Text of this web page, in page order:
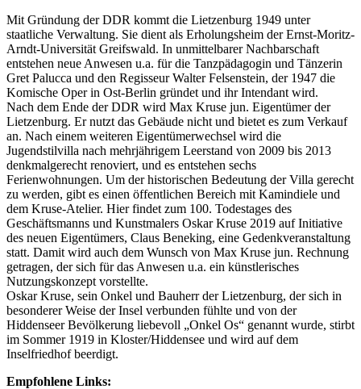
Mit Gründung der DDR kommt die Lietzenburg 1949 unter
staatliche Verwaltung. Sie dient als Erholungsheim der Ernst-Moritz-
Arndt-Universität Greifswald. In unmittelbarer Nachbarschaft
entstehen neue Anwesen u.a. für die Tanzpädagogin und Tänzerin
Gret Palucca und den Regisseur Walter Felsenstein, der 1947 die
Komische Oper in Ost-Berlin gründet und ihr Intendant wird.
Nach dem Ende der DDR wird Max Kruse jun. Eigentümer der
Lietzenburg. Er nutzt das Gebäude nicht und bietet es zum Verkauf
an. Nach einem weiteren Eigentümerwechsel wird die
Jugendstilvilla nach mehrjährigem Leerstand von 2009 bis 2013
denkmalgerecht renoviert, und es entstehen sechs
Ferienwohnungen. Um der historischen Bedeutung der Villa gerecht
zu werden, gibt es einen öffentlichen Bereich mit Kamindiele und
dem Kruse-Atelier. Hier findet zum 100. Todestages des
Geschäftsmanns und Kunstmalers Oskar Kruse 2019 auf Initiative
des neuen Eigentümers, Claus Beneking, eine Gedenkveranstaltung
statt. Damit wird auch dem Wunsch von Max Kruse jun. Rechnung
getragen, der sich für das Anwesen u.a. ein künstlerisches
Nutzungskonzept vorstellte.
Oskar Kruse, sein Onkel und Bauherr der Lietzenburg, der sich in
besonderer Weise der Insel verbunden fühlte und von der
Hiddenseer Bevölkerung liebevoll „Onkel Os“ genannt wurde, stirbt
im Sommer 1919 in Kloster/Hiddensee und wird auf dem
Inselfriedhof beerdigt.
Empfohlene Links: